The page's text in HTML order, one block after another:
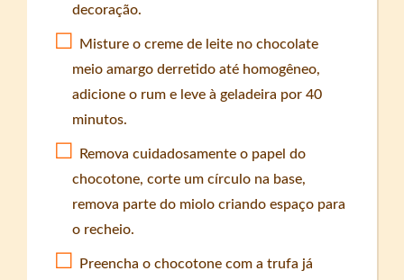
decoração.
Misture o creme de leite no chocolate
meio amargo derretido até homogêneo,
adicione o rum e leve à geladeira por 40
minutos.
Remova cuidadosamente o papel do
chocotone, corte um círculo na base,
remova parte do miolo criando espaço para
o recheio.
Preencha o chocotone com a trufa já